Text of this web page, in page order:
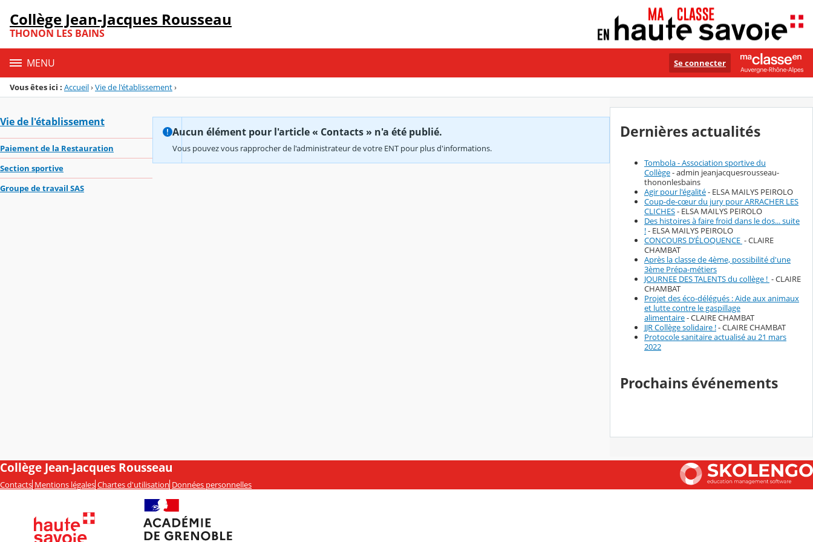
Menu de la rubrique
Contenu
Collège Jean-Jacques Rousseau
THONON LES BAINS
MENU Se connecter
Vous êtes ici : Accueil›Vie de l'établissement›
Vie de l'établissement
Paiement de la Restauration
Section sportive
Groupe de travail SAS
Aucun élément pour l'article « Contacts » n'a été publié.
Vous pouvez vous rapprocher de l'administrateur de votre ENT pour plus d'informations.
Dernières actualités
Tombola - Association sportive du
Collège- admin jeanjacquesrousseau-
thononlesbains
Agir pour l'égalité- ELSA MAILYS PEIROLO
Coup-de-cœur du jury pour ARRACHER LES
CLICHES- ELSA MAILYS PEIROLO
Des histoires à faire froid dans le dos... suite
!- ELSA MAILYS PEIROLO
CONCOURS D’ÉLOQUENCE - CLAIRE
CHAMBAT
Après la classe de 4ème, possibilité d'une
3ème Prépa-métiers
JOURNEE DES TALENTS du collège ! - CLAIRE
CHAMBAT
Projet des éco-délégués : Aide aux animaux
et lutte contre le gaspillage
alimentaire- CLAIRE CHAMBAT
JJR Collège solidaire !- CLAIRE CHAMBAT
Protocole sanitaire actualisé au 21 mars
2022
Prochains événements
Collège Jean-Jacques Rousseau
Contacts Mentions légales Chartes d'utilisation Données personnelles